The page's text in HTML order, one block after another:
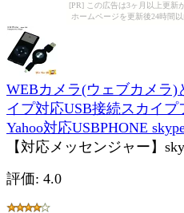
[PR] この広告は3ヶ月以上更新
ホームページを更新後24時間
WEBカメラ(ウェブカメ
イプ対応USB接続スカイプ
Yahoo対応USBPHONE
【対応メッセンジャー】
評価: 4.0